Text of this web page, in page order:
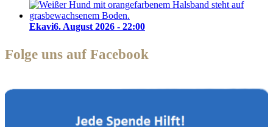
Ekavi6. August 2026 - 22:00
Folge uns auf Facebook